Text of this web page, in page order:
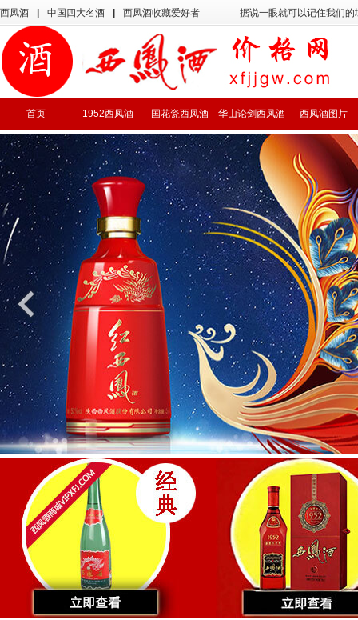
西凤酒 中国四大名酒 西凤酒收藏爱好者 据说一眼就可以记住我们
首页 1952西凤酒 国花瓷西凤酒 华山论剑西凤酒 西凤酒图片